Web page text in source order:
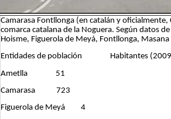
Camarasa Fontllonga (en catalán y
comarca catalana de la Noguera. Según datos
Hoisme, Figuerola de Meyá, Fontllonga,
Entidades de población Habitantes
Ametlla 51
Camarasa 723
Figuerola de Meyá 4